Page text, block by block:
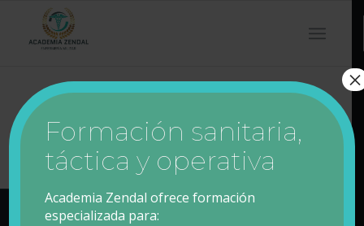
Formación sanitaria,
táctica y operativa
Academia Zendal ofrece formación
especializada para:
×